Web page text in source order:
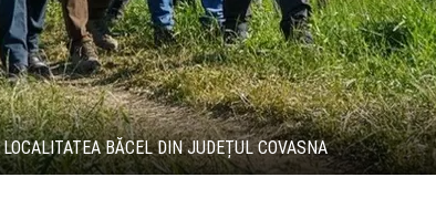
BĂCEL DIN JUDEȚUL COVASNA